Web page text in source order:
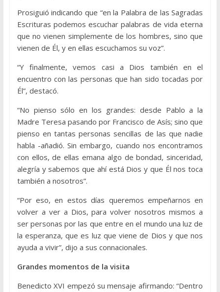
Prosiguió indicando que “en la Palabra de las Sagradas
Escrituras podemos escuchar palabras de vida eterna
que no vienen simplemente de los hombres, sino que
vienen de Él, y en ellas escuchamos su voz”.
“Y finalmente, vemos casi a Dios también en el
encuentro con las personas que han sido tocadas por
Él”, destacó.
“No pienso sólo en los grandes: desde Pablo a la
Madre Teresa pasando por Francisco de Asís; sino que
pienso en tantas personas sencillas de las que nadie
habla -añadió. Sin embargo, cuando nos encontramos
con ellos, de ellas emana algo de bondad, sinceridad,
alegría y sabemos que ahí está Dios y que Él nos toca
también a nosotros”.
“Por eso, en estos días queremos empeñarnos en
volver a ver a Dios, para volver nosotros mismos a
ser personas por las que entre en el mundo una luz de
la esperanza, que es luz que viene de Dios y que nos
ayuda a vivir”, dijo a sus connacionales.
Grandes momentos de la visita
Benedicto XVI empezó su mensaje afirmando: “Dentro